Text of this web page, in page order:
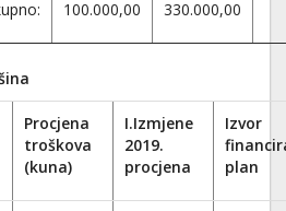
100.000,00 330.000,00
Procjena
troškova
(kuna)
I.Izmjene
2019.
procjena
Izvor
plan